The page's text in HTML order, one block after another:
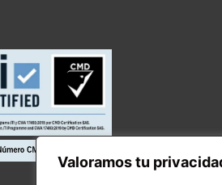
Valoramos tu